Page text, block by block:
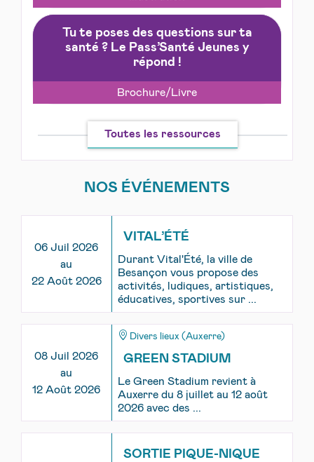
Tu te poses des questions sur ta
santé ? Le Pass’Santé Jeunes y
répond !
Brochure/Livre
Toutes les ressources
NOS ÉVÉNEMENTS
06 Juil 2026
au
22 Août 2026
VITAL’ÉTÉ
Durant Vital'Été, la ville de
Besançon vous propose des
activités, ludiques, artistiques,
éducatives, sportives sur ...
08 Juil 2026
au
12 Août 2026
Divers lieux (Auxerre)
GREEN STADIUM
Le Green Stadium revient à
Auxerre du 8 juillet au 12 août
2026 avec des ...
SORTIE PIQUE-NIQUE